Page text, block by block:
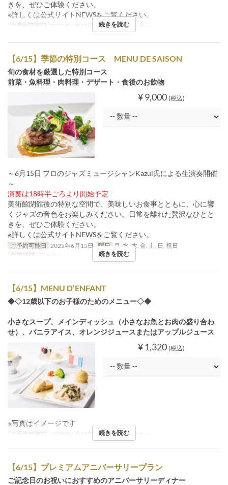
きを、ぜひご体験ください。
※詳しくは公式サイトNEWSをご覧ください。
ご予約可能日 2025年6月15日 食事時間 ディナー
続きを読む
【6/15】季節の特別コース MENU DE SAISON
旬の食材を厳選した特別コース
前菜・魚料理・肉料理・デザート・食後のお飲物
¥ 9,000 (税込)
～6月15日 プロのジャズミュージシャンKazui氏による生演奏開催
～
演奏は18時半ごろより開始予定
美術館閉館後の特別な空間で、美味しいお食事とともに、心に響
くジャズの音色をお楽しみください。日常を離れた贅沢なひとと
きを、ぜひご体験ください。
※詳しくは公式サイトNEWSをご覧ください。
ご予約可能日 2025年6月15日 曜日 月, 水, 木, 金, 土, 日, 祝日
食事時間
ディナー 続きを読む
【6/15】MENU D’ENFANT
◆◇12歳以下のお子様のためのメニュー◇◆
小さなスープ、メインディッシュ（小さなお魚とお肉の盛り合わ
せ）、バニラアイス、オレンジジュースまたはアップルジュース
¥ 1,320 (税込)
※写真はイメージです
ご予約可能日 2025年6月15日 食事時間 ディナー
続きを読む
【6/15】プレミアムアニバーサリープラン
ご記念日のお祝いにおすすめのアニバーサリーディナー